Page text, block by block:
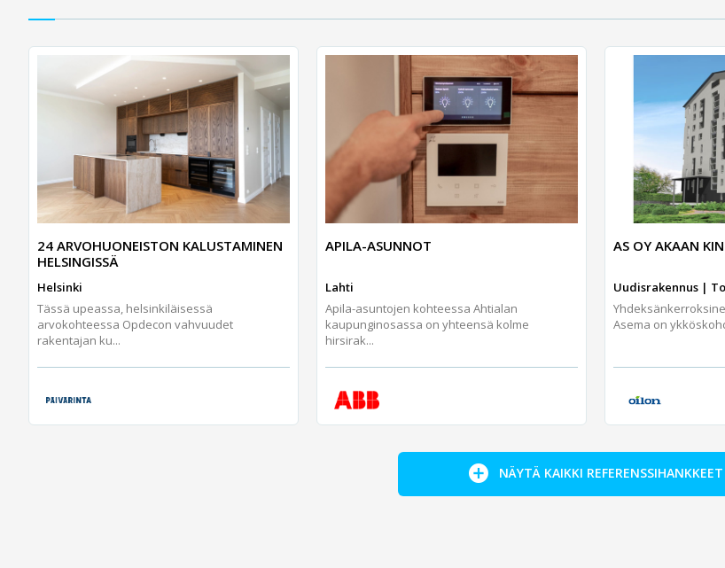
24 ARVOHUONEISTON KALUSTAMINEN
HELSINGISSÄ
Helsinki
Tässä upeassa, helsinkiläisessä
arvokohteessa Opdecon vahvuudet
rakentajan ku...
APILA-ASUNNOT
Lahti
Apila-asuntojen kohteessa Ahtialan
kaupunginosassa on yhteensä kolme
hirsirak...
AS OY AKAAN
Uudisrakennus |
Asema on
NÄYTÄ KAIKKI REFERENSSIHANKKEET